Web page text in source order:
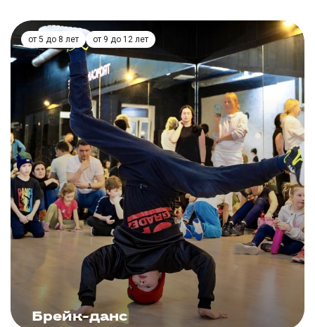
от 5 до 8 лет от 9 до 12 лет
Брейк-данс
ЗАПИСАТЬСЯ